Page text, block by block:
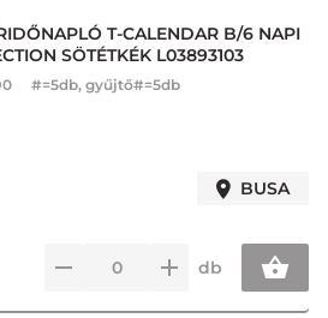
T-CALENDAR B/6 NAPI
SÖTÉTKÉK L03893103
#=5db, gyűjtő#=5db
BUSA
db